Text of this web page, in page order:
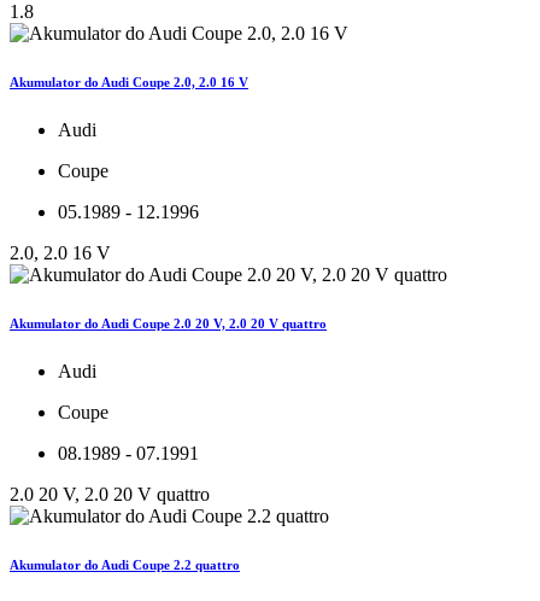
1.8
Akumulator do Audi Coupe 2.0, 2.0 16 V
Audi
Coupe
05.1989 - 12.1996
2.0, 2.0 16 V
Akumulator do Audi Coupe 2.0 20 V, 2.0 20 V quattro
Audi
Coupe
08.1989 - 07.1991
2.0 20 V, 2.0 20 V quattro
Akumulator do Audi Coupe 2.2 quattro